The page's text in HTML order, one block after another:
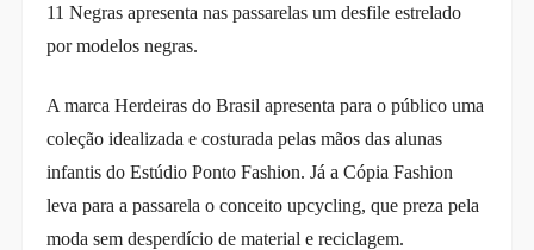
11 Negras apresenta nas passarelas um desfile estrelado
por modelos negras.
A marca Herdeiras do Brasil apresenta para o público uma
coleção idealizada e costurada pelas mãos das alunas
infantis do Estúdio Ponto Fashion. Já a Cópia Fashion
leva para a passarela o conceito upcycling, que preza pela
moda sem desperdício de material e reciclagem.